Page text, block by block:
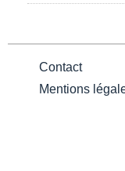
Contact
Mentions